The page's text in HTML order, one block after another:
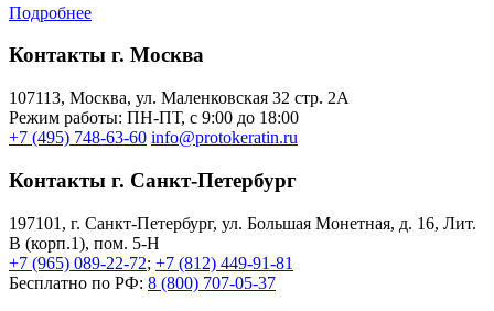
Подробнее
Контакты г. Москва
107113, Moсква, ул. Маленковская 32 стр. 2А
Режим работы: ПН-ПТ, с 9:00 до 18:00
+7 (495) 748-63-60 info@protokeratin.ru
Контакты г. Санкт-Петербург
197101, г. Санкт-Петербург, ул. Большая Монетная, д. 16, Лит.
В (корп.1), пом. 5-Н
+7 (965) 089-22-72; +7 (812) 449-91-81
Бесплатно по РФ: 8 (800) 707-05-37